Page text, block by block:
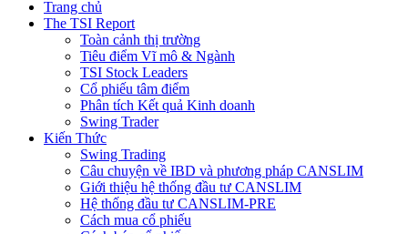
Trang chủ
The TSI Report
Toàn cảnh thị trường
Tiêu điểm Vĩ mô & Ngành
TSI Stock Leaders
Cổ phiếu tâm điểm
Phân tích Kết quả Kinh doanh
Swing Trader
Kiến Thức
Swing Trading
Câu chuyện về IBD và phương pháp CANSLIM
Giới thiệu hệ thống đầu tư CANSLIM
Hệ thống đầu tư CANSLIM-PRE
Cách mua cổ phiếu